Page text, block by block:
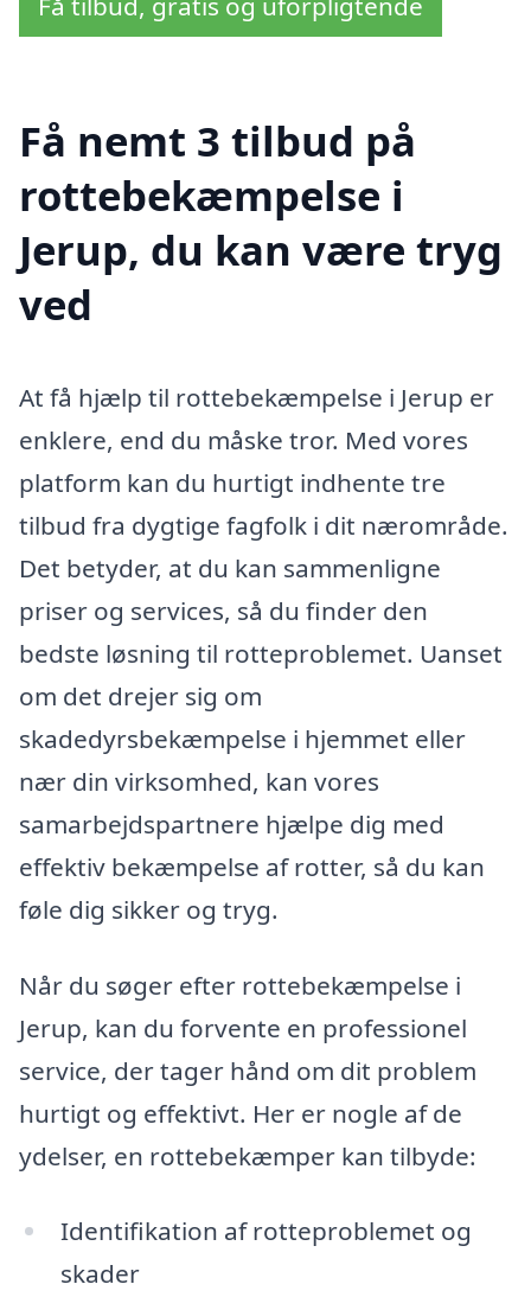
Få nemt 3 tilbud på
rottebekæmpelse i
Jerup, du kan være tryg
ved
At få hjælp til rottebekæmpelse i Jerup er
enklere, end du måske tror. Med vores
platform kan du hurtigt indhente tre
tilbud fra dygtige fagfolk i dit nærområde.
Det betyder, at du kan sammenligne
priser og services, så du finder den
bedste løsning til rotteproblemet. Uanset
om det drejer sig om
skadedyrsbekæmpelse i hjemmet eller
nær din virksomhed, kan vores
samarbejdspartnere hjælpe dig med
effektiv bekæmpelse af rotter, så du kan
føle dig sikker og tryg.
Når du søger efter rottebekæmpelse i
Jerup, kan du forvente en professionel
service, der tager hånd om dit problem
hurtigt og effektivt. Her er nogle af de
ydelser, en rottebekæmper kan tilbyde:
Identifikation af rotteproblemet og
skader